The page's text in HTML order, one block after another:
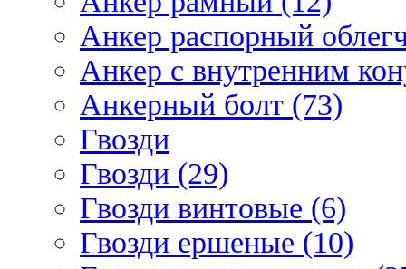
Анкер распорный
Анкер с внутренним
Анкерный болт (73)
Гвозди
Гвозди (29)
Гвозди винтовые (6)
Гвозди ершеные (10)